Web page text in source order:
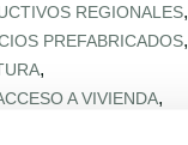
REGIONALES,
PREFABRICADOS,
,
A VIVIENDA,
A TORMENTAS